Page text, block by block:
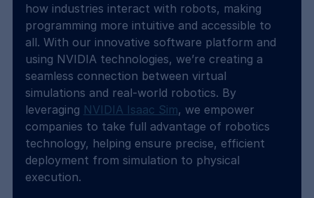
how industries interact with robots, making
programming more intuitive and accessible to
all. With our innovative software platform and
using NVIDIA technologies, we’re creating a
seamless connection between virtual
simulations and real-world robotics. By
leveraging NVIDIA Isaac Sim, we empower
companies to take full advantage of robotics
technology, helping ensure precise, efficient
deployment from simulation to physical
execution.